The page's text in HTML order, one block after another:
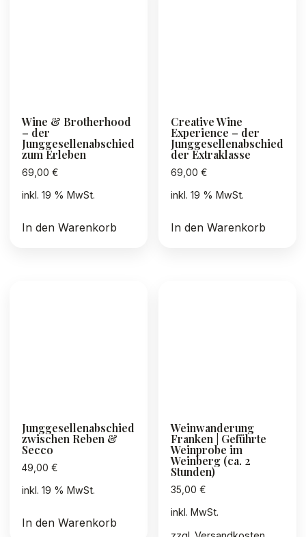
Wine & Brotherhood
– der
Junggesellenabschied
zum Erleben
69,00 €
inkl. 19 % MwSt.
In den Warenkorb
Creative Wine
Experience – der
Junggesellenabschied
der Extraklasse
69,00€
inkl. 19 % MwSt.
In den Warenkorb
Junggesellenabschied
zwischen Reben &
Secco
49,00 €
inkl. 19 % MwSt.
In den Warenkorb
Weinwanderung
Franken | Geführte
Weinprobe im
Weinberg (ca. 2
Stunden)
35,00€
inkl. MwSt.